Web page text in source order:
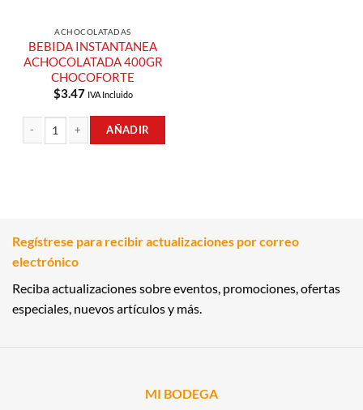
ACHOCOLATADAS
BEBIDA INSTANTANEA
ACHOCOLATADA 400GR
CHOCOFORTE
$3.47 IVA Incluido
AÑADIR
Regístrese para recibir actualizaciones por correo
electrónico
Reciba actualizaciones sobre eventos, promociones, ofertas
especiales, nuevos artículos y más.
MI BODEGA